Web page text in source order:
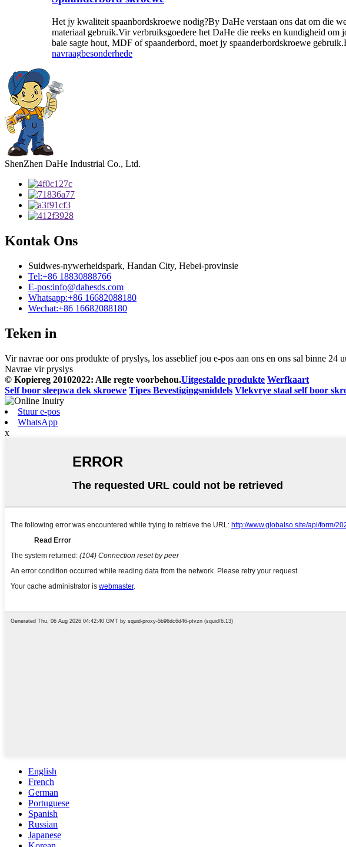
Het jy kwaliteit spaanbordskroewe nodig?By DaHe verstaan ​​ons dat om die
materiaal gebruik.Vir verbruiksgoedere het DaHe die reeks en kundigheid
baie sagte hout, MDF of spaanderbord, moet jy spaanderbordskroewe
navraagbesonderhede
ShenZhen DaHe Industrial Co., Ltd.
Kontak Ons
Suidwes-nywerheidspark, Handan City, Hebei-provinsie
Tel:+86 18830888766
E-pos:info@dahesds.com
Whatsapp:+86 16682088180
Wechat:+86 16682088180
Teken in
Vir navrae oor ons produkte of pryslys, los asseblief jou e-pos aan ons en ons sal binne 24
Navrae vir pryslys
© Kopiereg 20102022: Alle regte voorbehou.Uitgestalde produkte Werfkaart
Self boor sleepwa dek skroewe Tipes Bevestigingsmiddels Vlekvrye staal self boor
Stuur e-pos
WhatsApp
x
English
French
German
Portuguese
Spanish
Russian
Japanese